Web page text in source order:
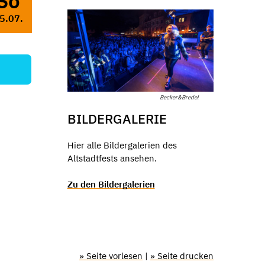
Becker&Bredel
BILDERGALERIE
Hier alle Bildergalerien des
Altstadtfests ansehen.
Zu den Bildergalerien
» Seite vorlesen | » Seite drucken